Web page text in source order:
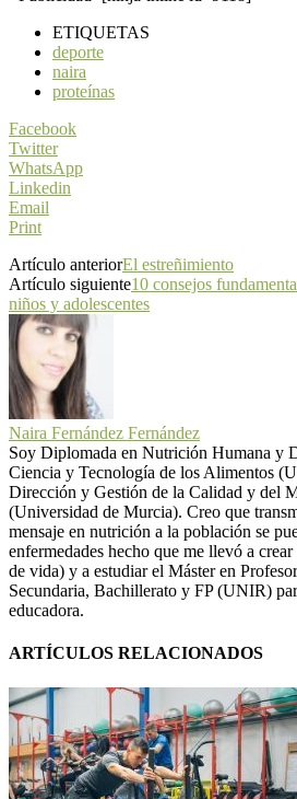
ETIQUETAS
deporte
naira
proteínas
Facebook
Twitter
WhatsApp
Linkedin
Email
Print
Artículo anteriorEl estreñimiento
Artículo siguiente10 consejos
niños y adolescentes
Naira Fernández Fernández
Soy Diplomada en Nutrición Humana y
Ciencia y Tecnología de los Alimentos
Dirección y Gestión de la Calidad y del
(Universidad de Murcia). Creo que
mensaje en nutrición a la población se
enfermedades hecho que me llevó a
de vida) y a estudiar el Máster en
Secundaria, Bachillerato y FP (UNIR)
educadora.
ARTÍCULOS RELACIONADOS